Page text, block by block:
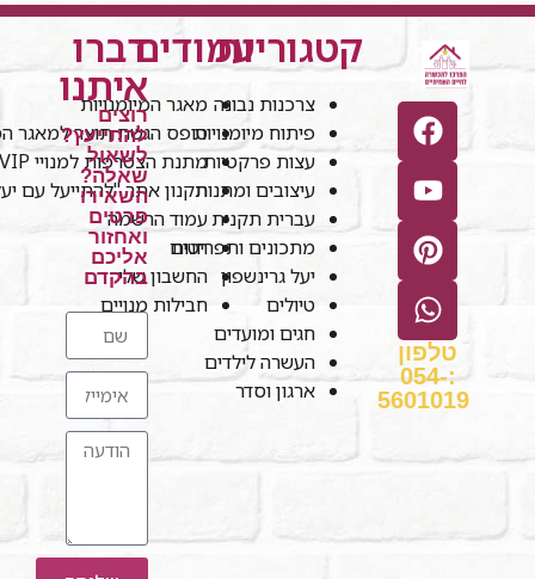
טלפון
:054-
5601019
קטגוריות
צרכנות נבונה
פיתוח מיומנויות
עצות פרקטיות
עיצובים ומתנות
עברית תקנית
מתכונים ותפריטים
יעל גרינשפון
טיולים
חגים ומועדים
העשרה לילדים
ארגון וסדר
עמודים
מאגר המיומנויות
טופס הגשת תוצר למאגר
מתנת הצטרפות למנויי VIP
תקנון אתר "להתייעל עם
עמוד הרשמה
חנות
החשבון שלי
חבילות מנויים
דברו
איתנו
רוצים
להתייעץ?
לשאול
שאלה?
השאירו
פרטים
ואחזור
אליכם
בהקדם